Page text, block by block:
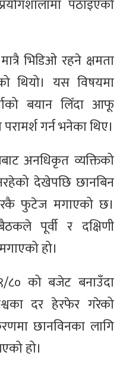
पठाइएको
भिडिओ रहने क्षमता
थियो। यस विषयमा
बयान लिँदा आफू
गर्न भनेका थिए।
अनधिकृत व्यक्तिको
देखेपछि छानबिन
फुटेज मगाएको छ।
पूर्वी र दक्षिणी
हो।
८० को बजेट बनाउँदा
दर हेरफेर गरेको
छानविनका लागि
हो।